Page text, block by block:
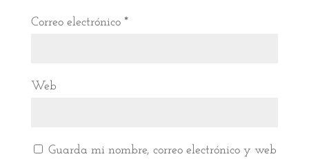
Correo electrónico *
Web
Guarda mi nombre, correo electrónico y web